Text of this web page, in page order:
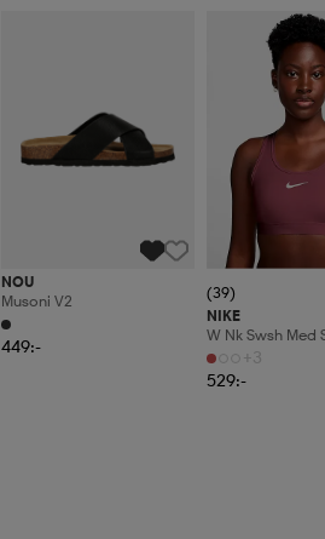
NOU
Musoni V2
449:-
(39)
NIKE
W Nk Swsh Med
+3
529:-